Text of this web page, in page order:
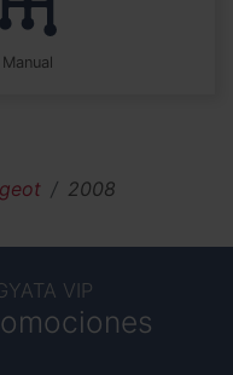
manual
2008
VIP